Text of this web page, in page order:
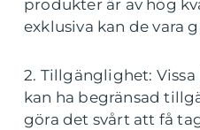
produkter är av hög
exklusiva kan de vara
2. Tillgänglighet:
kan ha begränsad
göra det svårt att få